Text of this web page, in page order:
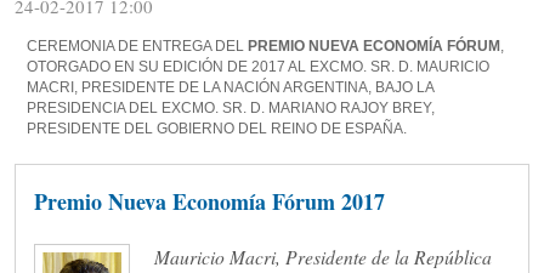
24-02-2017 12:00
CEREMONIA DE ENTREGA DEL PREMIO NUEVA ECONOMÍA FÓRUM
OTORGADO EN SU EDICIÓN DE 2017 AL EXCMO. SR. D. MAURICIO
MACRI, PRESIDENTE DE LA NACIÓN ARGENTINA, BAJO LA
PRESIDENCIA DEL EXCMO. SR. D. MARIANO RAJOY BREY,
PRESIDENTE DEL GOBIERNO DEL REINO DE ESPAÑA.
Premio Nueva Economía Fórum 2017
Mauricio Macri, Presidente de la República